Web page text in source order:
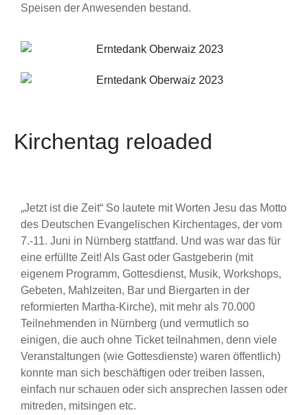
Speisen der Anwesenden bestand.
Kirchentag reloaded
„Jetzt ist die Zeit“ So lautete mit Worten Jesu das Motto
des Deutschen Evangelischen Kirchentages, der vom
7.-11. Juni in Nürnberg stattfand. Und was war das für
eine erfüllte Zeit! Als Gast oder Gastgeberin (mit
eigenem Programm, Gottesdienst, Musik, Workshops,
Gebeten, Mahlzeiten, Bar und Biergarten in der
reformierten Martha-Kirche), mit mehr als 70.000
Teilnehmenden in Nürnberg (und vermutlich so
einigen, die auch ohne Ticket teilnahmen, denn viele
Veranstaltungen (wie Gottesdienste) waren öffentlich)
konnte man sich beschäftigen oder treiben lassen,
einfach nur schauen oder sich ansprechen lassen oder
mitreden, mitsingen etc.